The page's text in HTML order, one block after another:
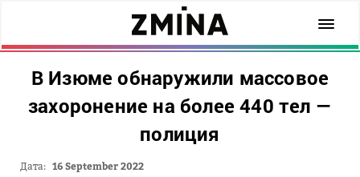
В Изюме обнаружили массовое
захоронение на более 440 тел —
полиция
Дата: 16 September 2022